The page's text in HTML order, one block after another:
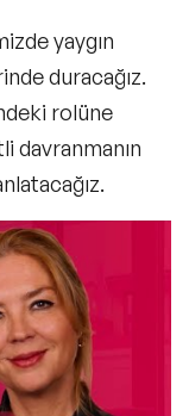
yaygın
duracağız.
rolüne
davranmanın